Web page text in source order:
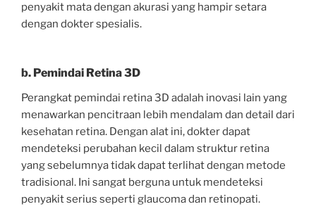
penyakit mata dengan akurasi yang hampir setara
dengan dokter spesialis.
b. Pemindai Retina 3D
Perangkat pemindai retina 3D adalah inovasi lain yang
menawarkan pencitraan lebih mendalam dan detail dari
kesehatan retina. Dengan alat ini, dokter dapat
mendeteksi perubahan kecil dalam struktur retina
yang sebelumnya tidak dapat terlihat dengan metode
tradisional. Ini sangat berguna untuk mendeteksi
penyakit serius seperti glaucoma dan retinopati.